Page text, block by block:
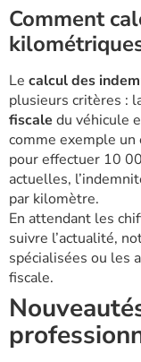
Comment
Le calcul des
plusieurs critères :
fiscale du véhicule
comme exemple
pour effectuer 10
actuelles,
par kilomètre.
En attendant les
suivre l’actualité,
spécialisées ou les
fiscale.